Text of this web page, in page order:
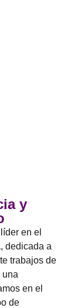
y
en el
, dedicada a
trabajos de
una
en el
de